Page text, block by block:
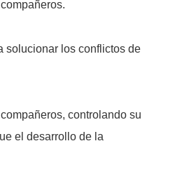
solucionar los conflictos de
controlando su
el desarrollo de la